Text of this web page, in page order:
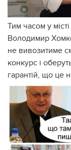
Тим часом у
Володимир
не вивозитиме
конкурс і
гарантій, що це